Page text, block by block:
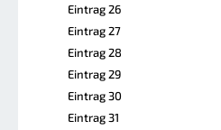
Eintrag 26
Eintrag 27
Eintrag 28
Eintrag 29
Eintrag 30
Eintrag 31